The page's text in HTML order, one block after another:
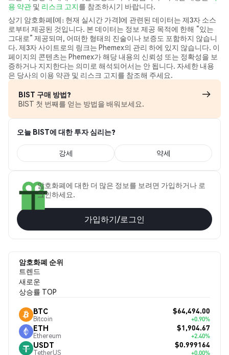
용 약관 및 리스크 고지를 참조하시기 바랍니다.
상기 암호화폐(예: 현재 실시간 가격)에 관련된 데이터는 제3자 소스
로부터 제공된 것입니다. 본 데이터는 정보 제공 목적에 한해 “있는
그대로” 제공되며, 어떠한 형태의 진술이나 보증도 포함하지 않습니
다. 제3자 사이트로의 링크는 Phemex의 관리 하에 있지 않습니다. 이
페이지의 콘텐츠는 Phemex가 해당 내용의 신뢰성 또는 정확성을 보
증하거나 지지한다는 의미로 해석되어서는 안 됩니다. 자세한 내용
은 당사의 이용 약관 및 리스크 고지를 참조해 주세요.
BIST 구매 방법?
BIST 첫 번째를 얻는 방법을 배워보세요.
오늘 BIST에 대한 투자 심리는?
강세 약세
암호화폐에 대한 더 많은 정보를 보려면 가입하거나 로
그인하세요.
가입하기/로그인
암호화폐 순위
트렌드
새로운
상승률 TOP
BTC
Bitcoin
$64,494.00
+0.90%
ETH
Ethereum
$1,904.67
+2.40%
USDT
TetherUS
$0.999164
+0.00%